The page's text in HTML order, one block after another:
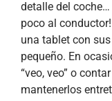
detalle del coche…
poco al
una tablet con
pequeño. En
“veo, veo” o
mantenerlos